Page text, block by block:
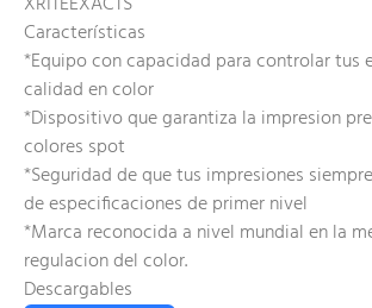
Características
*Equipo con capacidad para controlar tus
calidad en color
*Dispositivo que garantiza la impresion
colores spot
*Seguridad de que tus impresiones
de especificaciones de primer nivel
*Marca reconocida a nivel mundial en la
regulacion del color.
Descargables